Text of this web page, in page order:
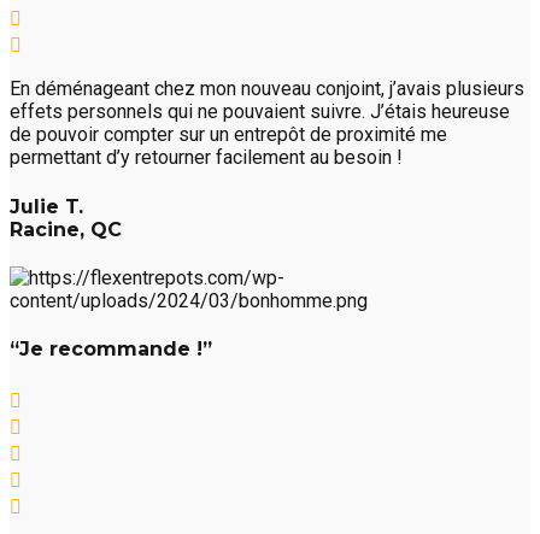
En déménageant chez mon nouveau conjoint, j’avais plusieurs
effets personnels qui ne pouvaient suivre. J’étais heureuse
de pouvoir compter sur un entrepôt de proximité me
permettant d’y retourner facilement au besoin !
Julie T.
Racine, QC
“Je recommande !”